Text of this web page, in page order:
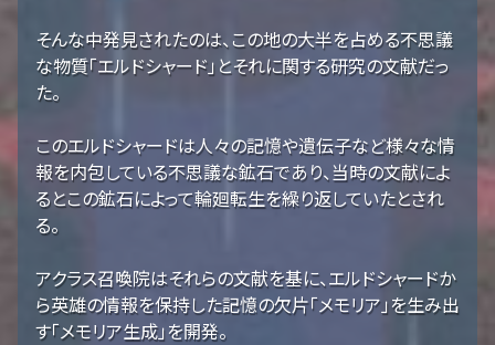
そんな中発見されたのは、この地の大半を占める不思議
な物質「エルドシャード」とそれに関する研究の文献だっ
た。
このエルドシャードは人々の記憶や遺伝子など様々な情
報を内包している不思議な鉱石であり、当時の文献によ
るとこの鉱石によって輪廻転生を繰り返していたとされ
る。
アクラス召喚院はそれらの文献を基に、エルドシャードか
ら英雄の情報を保持した記憶の欠片「メモリア」を生み出
す「メモリア生成」を開発。